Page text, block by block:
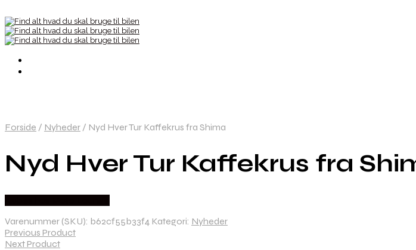
Forside / Nyheder / Nyd Hver Tur Kaffekrus fra Shima
Nyd Hver Tur Kaffekrus fra
Varenummer (SKU): b62cf55b33f4 Kategori: Nyheder
Previous Product
Next Product